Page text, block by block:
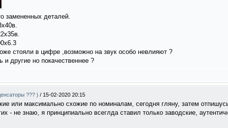
замененных деталей.
стояли в цифре ,возможно на звук особо невлияют ?
и другие но покачественнее ?
??? ) / 15-02-2020 20:15
или максимально схожие по номиналам, сегодня гляну, затем
- не знаю, я принципиально всеглда ставил только заводские,